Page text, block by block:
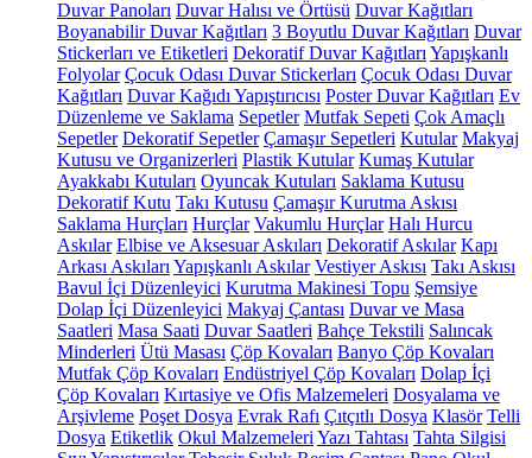
Duvar Panoları Duvar Halısı ve Örtüsü Duvar Kağıtları
Boyanabilir Duvar Kağıtları 3 Boyutlu Duvar Kağıtları Duvar
Stickerları ve Etiketleri Dekoratif Duvar Kağıtları Yapışkanlı
Folyolar Çocuk Odası Duvar Stickerları Çocuk Odası Duvar
Kağıtları Duvar Kağıdı Yapıştırıcısı Poster Duvar Kağıtları Ev
Düzenleme ve Saklama Sepetler Mutfak Sepeti Çok Amaçlı
Sepetler Dekoratif Sepetler Çamaşır Sepetleri Kutular Makyaj
Kutusu ve Organizerleri Plastik Kutular Kumaş Kutular
Ayakkabı Kutuları Oyuncak Kutuları Saklama Kutusu
Dekoratif Kutu Takı Kutusu Çamaşır Kurutma Askısı
Saklama Hurçları Hurçlar Vakumlu Hurçlar Halı Hurcu
Askılar Elbise ve Aksesuar Askıları Dekoratif Askılar Kapı
Arkası Askıları Yapışkanlı Askılar Vestiyer Askısı Takı Askısı
Bavul İçi Düzenleyici Kurutma Makinesi Topu Şemsiye
Dolap İçi Düzenleyici Makyaj Çantası Duvar ve Masa
Saatleri Masa Saati Duvar Saatleri Bahçe Tekstili Salıncak
Minderleri Ütü Masası Çöp Kovaları Banyo Çöp Kovaları
Mutfak Çöp Kovaları Endüstriyel Çöp Kovaları Dolap İçi
Çöp Kovaları Kırtasiye ve Ofis Malzemeleri Dosyalama ve
Arşivleme Poşet Dosya Evrak Rafı Çıtçıtlı Dosya Klasör Telli
Dosya Etiketlik Okul Malzemeleri Yazı Tahtası Tahta Silgisi